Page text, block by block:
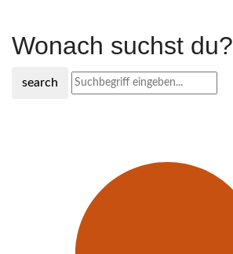
Wonach suchst du?
search